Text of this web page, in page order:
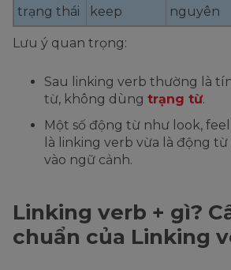
trạng thái keep nguyên
Lưu ý quan trọng:
Sau linking verb thường là
từ, không dùng trạng từ.
Một số động từ như look,
là linking verb vừa là động
vào ngữ cảnh.
Linking verb + gì?
chuẩn của Linking